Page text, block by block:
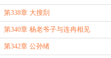
第338章 大搜刮
第340章 杨老爷子与连冉相见
第342章 公孙绪